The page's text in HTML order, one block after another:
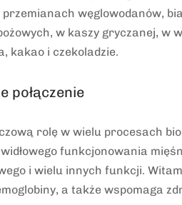
węglowodanów,
w kaszy gryczanej, w
kakao i czekoladzie.
połączenie
rolę w wielu procesach
funkcjonowania
i wielu innych funkcji.
a także wspomaga